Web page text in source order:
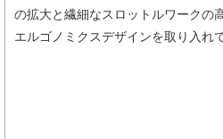
の拡大と繊細なスロットルワークの
エルゴノミクスデザインを取り入れ